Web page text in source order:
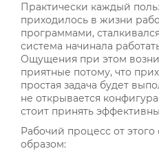
Практически каждый
приходилось в жизни
программами,
система начинала
Ощущения при этом
приятные потому, что
простая задача будет
не открывается
стоит принять
Рабочий процесс от
образом: